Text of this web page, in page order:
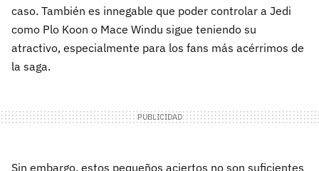
caso. También es innegable que poder controlar a Jedi
como Plo Koon o Mace Windu sigue teniendo su
atractivo, especialmente para los fans más acérrimos de
la saga.
Sin embargo, estos pequeños aciertos no son suficientes